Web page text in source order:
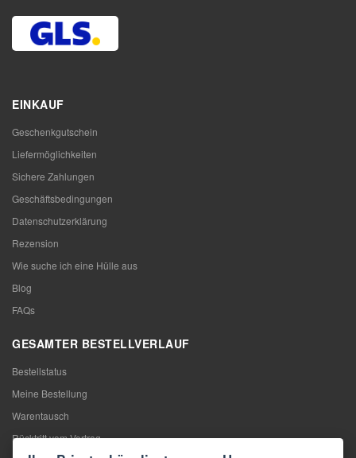
EINKAUF
Geschenkgutschein
Liefermöglichkeiten
Sichere Zahlungen
Geschäftsbedingungen
Datenschutzerklärung
Rezension
Wie suche ich eine Hülle aus
Blog
FAQs
GESAMTER BESTELLVERLAUF
Bestellstatus
Meine Bestellung
Warentausch
Rücktritt vom Vertrag